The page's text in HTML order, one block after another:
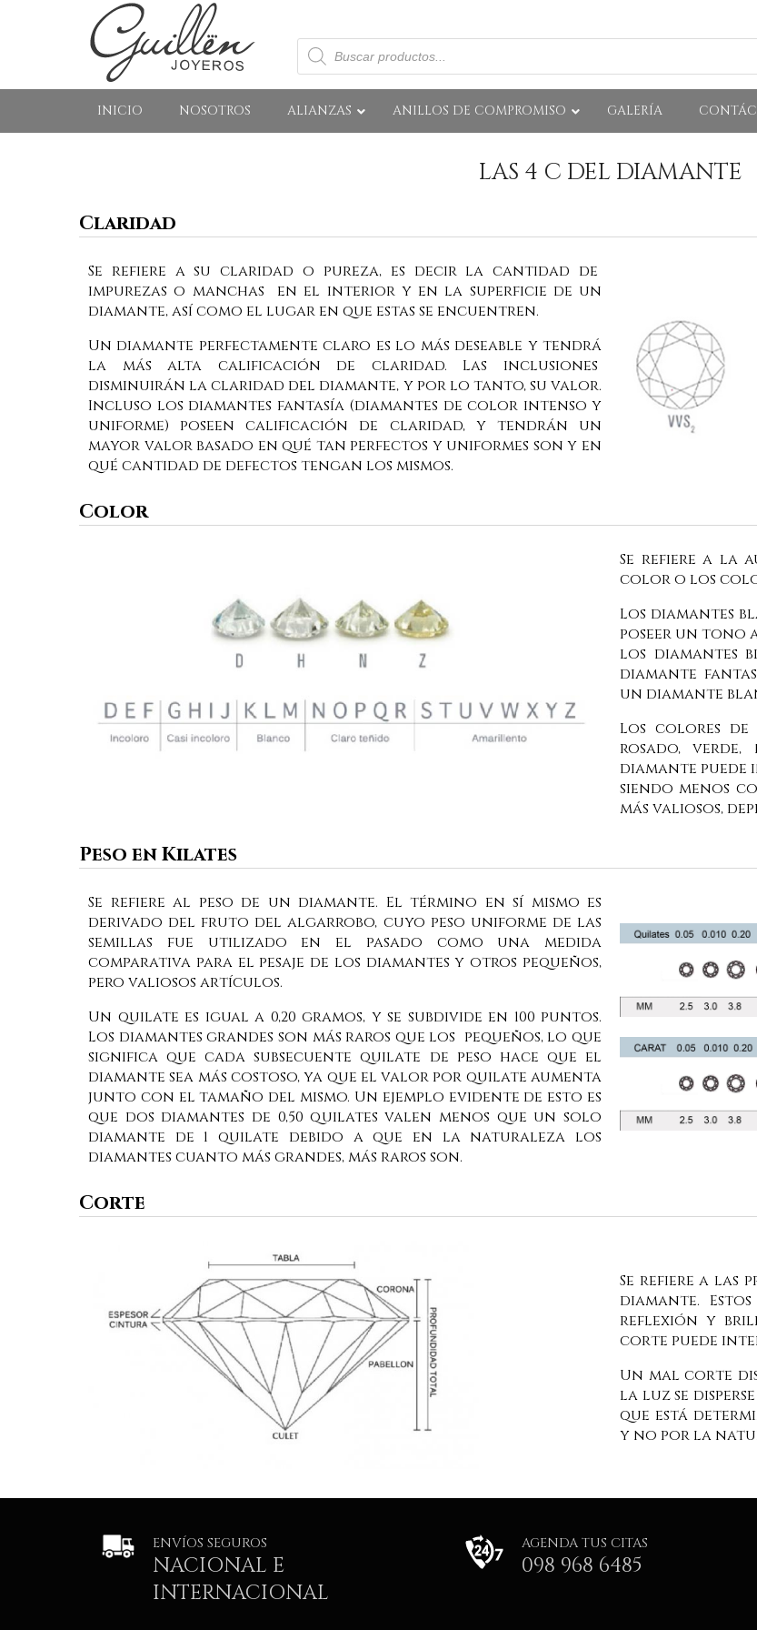
Búsqueda
de
productos
INICIO NOSOTROS ALIANZAS ANILLOS DE COMPROMISO GALERÍA
LAS 4 C DEL DIAMANTE
Claridad
Se refiere a su claridad o pureza, es decir la cantidad de
impurezas o manchas en el interior y en la superficie de un
diamante, así como el lugar en que estas se encuentren.
Un diamante perfectamente claro es lo más deseable y tendrá
la más alta calificación de claridad. Las inclusiones
disminuirán la claridad del diamante, y por lo tanto, su valor.
Incluso los diamantes fantasía (diamantes de color intenso y
uniforme) poseen calificación de claridad, y tendrán un
mayor valor basado en qué tan perfectos y uniformes son y en
qué cantidad de defectos tengan los mismos.
Color
Se refiere a la
color o los
Los diamantes
poseer un tono
los diamantes
diamante
un diamante
Los colores
rosado,
diamante
siendo menos
más valiosos,
Peso en Kilates
Se refiere al peso de un diamante. El término en sí mismo es
derivado del fruto del algarrobo, cuyo peso uniforme de las
semillas fue utilizado en el pasado como una medida
comparativa para el pesaje de los diamantes y otros pequeños,
pero valiosos artículos.
Un quilate es igual a 0,20 gramos, y se subdivide en 100 puntos.
Los diamantes grandes son más raros que los pequeños, lo que
significa que cada subsecuente quilate de peso hace que el
diamante sea más costoso, ya que el valor por quilate aumenta
junto con el tamaño del mismo. Un ejemplo evidente de esto es
que dos diamantes de 0,50 quilates valen menos que un solo
diamante de 1 quilate debido a que en la naturaleza los
diamantes cuanto más grandes, más raros son.
Corte
Se refiere a las
diamante.
reflexión y
corte puede
Un mal corte
la luz se
que está
y no por la
ENVÍOS SEGUROS
NACIONAL E
INTERNACIONAL
AGENDA TUS CITAS
098 968 6485